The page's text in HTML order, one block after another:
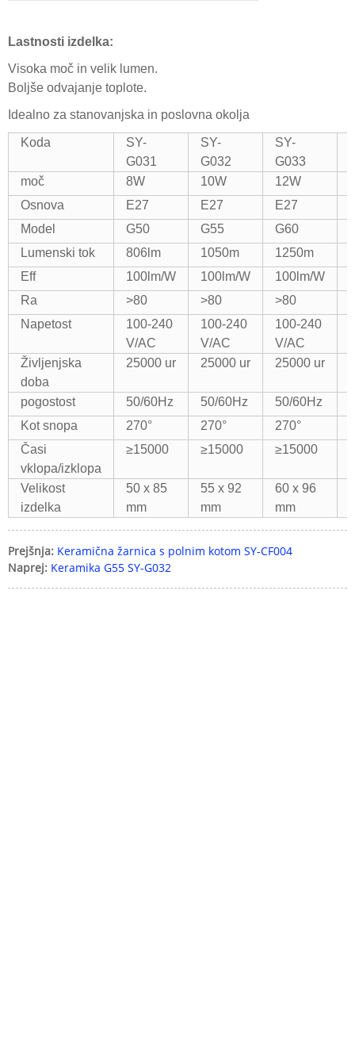
Lastnosti izdelka:
Visoka moč in velik lumen.
Boljše odvajanje toplote.
Idealno za stanovanjska in poslovna okolja
Koda
SY-
G031
SY-
G032
SY-
G033
moč
8W 10W 12W
Osnova
E27 E27 E27
Model
G50 G55 G60
Lumenski tok
806lm 1050m 1250m
Eff
100lm/W 100lm/W 100lm/W
Ra
>80 >80 >80
Napetost
100-240
V/AC
100-240
V/AC
100-240
V/AC
Življenjska
doba
25000 ur 25000 ur 25000 ur
pogostost 50/60Hz 50/60Hz 50/60Hz
Kot snopa
270° 270° 270°
Časi
vklopa/izklopa
≥15000 ≥15000 ≥15000
Velikost
izdelka
50 x 85
mm
55 x 92
mm
60 x 96
mm
Prejšnja: Keramična žarnica s polnim kotom SY-CF004
Naprej: Keramika G55 SY-G032